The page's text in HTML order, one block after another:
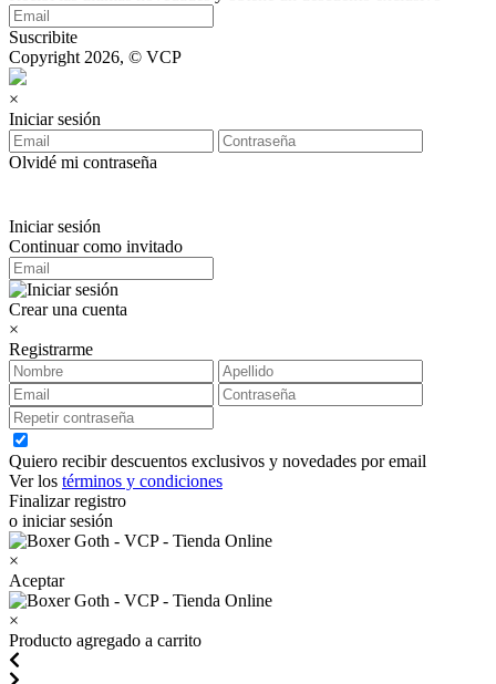
Suscribite
Copyright 2026, © VCP
×
Iniciar sesión
Olvidé mi contraseña
Iniciar sesión
Continuar como invitado
Crear una cuenta
×
Registrarme
Quiero recibir descuentos exclusivos y novedades por email
Ver los términos y condiciones
Finalizar registro
o iniciar sesión
×
Aceptar
×
Producto agregado a carrito